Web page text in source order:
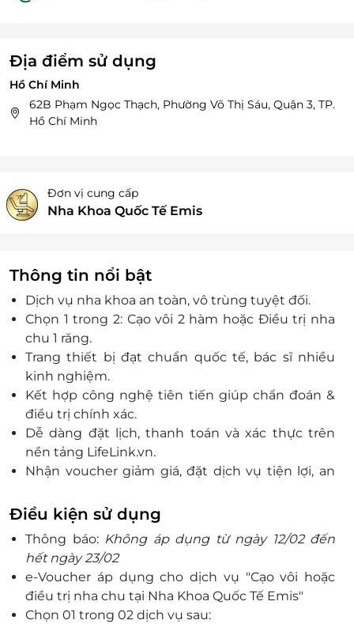
Địa điểm sử dụng
Hồ Chí Minh
62B Phạm Ngọc Thạch, Phường Võ Thị Sáu, Quận 3, TP.
Hồ Chí Minh
Đơn vị cung cấp
Nha Khoa Quốc Tế Emis
Thông tin nổi bật
Dịch vụ nha khoa an toàn, vô trùng tuyệt đối.
Chọn 1 trong 2: Cạo vôi 2 hàm hoặc Điều trị nha
chu 1 răng.
Trang thiết bị đạt chuẩn quốc tế, bác sĩ nhiều
kinh nghiệm.
Kết hợp công nghệ tiên tiến giúp chẩn đoán &
điều trị chính xác.
Dễ dàng đặt lịch, thanh toán và xác thực trên
nền tảng LifeLink.vn.
Nhận voucher giảm giá, đặt dịch vụ tiện lợi, an
Ưu đãi giới hạn – chỉ dành cho khách hàng
TP.HCM!
Điều kiện sử dụng
Thông báo: Không áp dụng từ ngày 12/02 đến
hết ngày 23/02
e-Voucher áp dụng cho dịch vụ "Cạo vôi hoặc
điều trị nha chu tại Nha Khoa Quốc Tế Emis"
Chọn 01 trong 02 dịch vụ sau: